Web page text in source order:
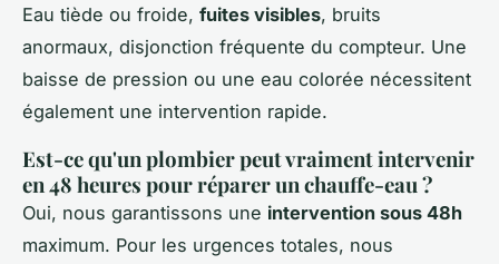
Eau tiède ou froide, fuites visibles, bruits
anormaux, disjonction fréquente du compteur. Une
baisse de pression ou une eau colorée nécessitent
également une intervention rapide.
Est-ce qu'un plombier peut vraiment intervenir
en 48 heures pour réparer un chauffe-eau ?
Oui, nous garantissons une intervention sous 48h
maximum. Pour les urgences totales, nous